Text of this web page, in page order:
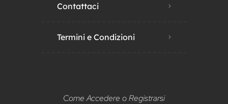
Contattaci
Termini e Condizioni
Come Accedere o Registrarsi